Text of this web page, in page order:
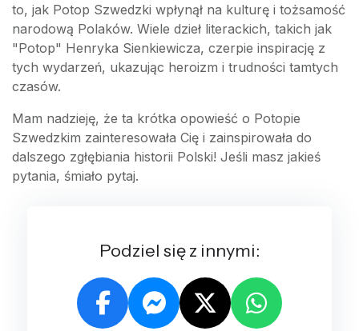
to, jak Potop Szwedzki wpłynął na kulturę i tożsamość
narodową Polaków. Wiele dzieł literackich, takich jak
"Potop" Henryka Sienkiewicza, czerpie inspirację z
tych wydarzeń, ukazując heroizm i trudności tamtych
czasów.
Mam nadzieję, że ta krótka opowieść o Potopie
Szwedzkim zainteresowała Cię i zainspirowała do
dalszego zgłębiania historii Polski! Jeśli masz jakieś
pytania, śmiało pytaj.
Podziel się z innymi: